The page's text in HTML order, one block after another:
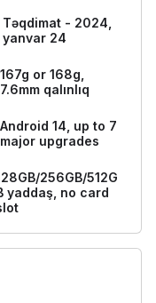
Təqdimat - 2024,
yanvar 24
167g or 168g,
7.6mm qalınlıq
Android 14, up to 7
major upgrades
256GB/512G
yaddaş, no card